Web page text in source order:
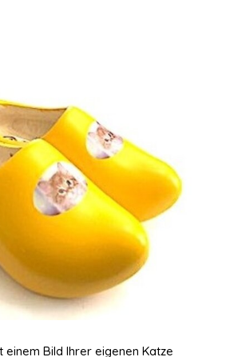
einem Bild Ihrer eigenen Katze